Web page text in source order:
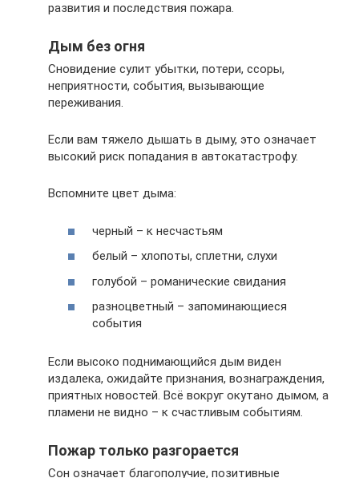
развития и последствия пожара.
Дым без огня
Сновидение сулит убытки, потери, ссоры,
неприятности, события, вызывающие
переживания.
Если вам тяжело дышать в дыму, это означает
высокий риск попадания в автокатастрофу.
Вспомните цвет дыма:
черный – к несчастьям
белый – хлопоты, сплетни, слухи
голубой – романические свидания
разноцветный – запоминающиеся
события
Если высоко поднимающийся дым виден
издалека, ожидайте признания, вознаграждения,
приятных новостей. Всё вокруг окутано дымом, а
пламени не видно – к счастливым событиям.
Пожар только разгорается
Сон означает благополучие, позитивные